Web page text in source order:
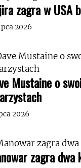
zagra w USA
2026
Mustaine o
2026
zagra